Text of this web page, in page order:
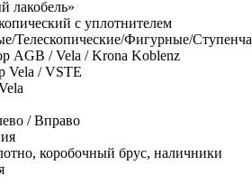
лакобель»
с уплотнителем
Телескопические/Фигурные/
AGB / Vela / Krona Koblenz
Vela / VSTE
/ Вправо
коробочный брус, наличники